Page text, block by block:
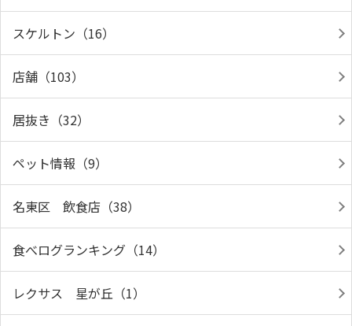
スケルトン（16）
店舗（103）
居抜き（32）
ペット情報（9）
名東区 飲食店（38）
食べログランキング（14）
レクサス 星が丘（1）